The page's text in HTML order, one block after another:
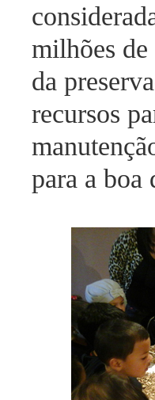
milhões
da
recursos
para a boa